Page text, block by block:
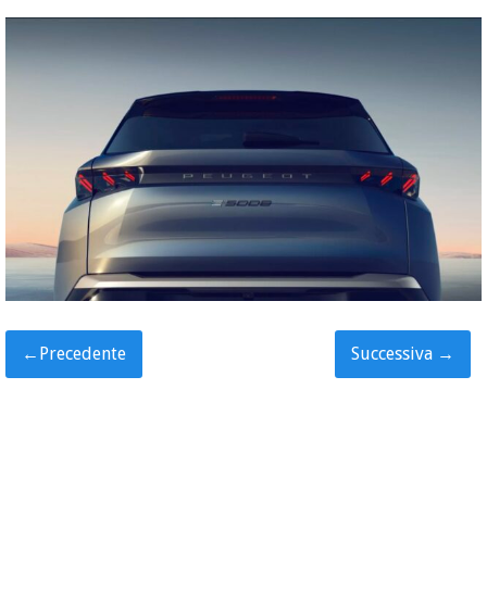
← Precedente Successiva →